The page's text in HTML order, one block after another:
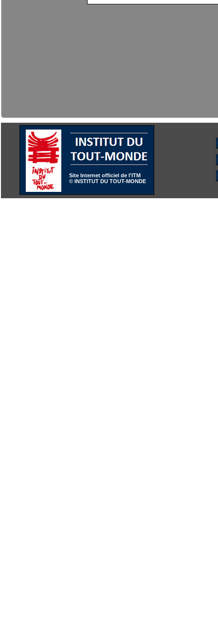
Site Internet officiel de l'ITM
© INSTITUT DU TOUT-MONDE